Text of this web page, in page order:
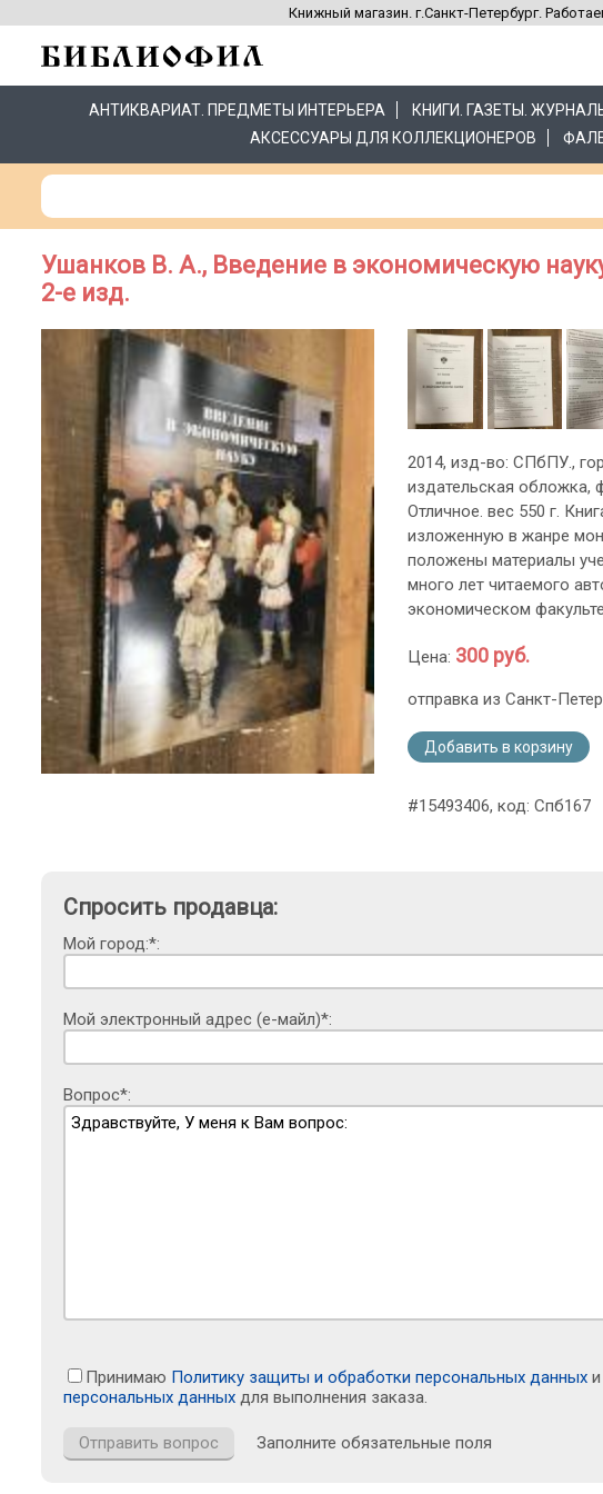
Книжный магазин. г.Санкт-Петербург.
АНТИКВАРИАТ. ПРЕДМЕТЫ ИНТЕРЬЕРА КНИГИ. ГАЗЕТЫ.
АКСЕССУАРЫ ДЛЯ КОЛЛЕКЦИОНЕРОВ
Ушанков В. А., Введение в экономическую
2-е изд.
2014, изд-во: СПбПУ.,
издательская обложка,
Отличное. вес 550 г.
изложенную в жанре
положены материалы
много лет читаемого
экономическом
Цена: 300 руб.
отправка из Санкт-
Добавить в корзину
#15493406, код: Спб167
Спросить продавца:
Мой город:*:
Мой электронный адрес (е-майл)*:
Вопрос*:
Принимаю Политику защиты и обработки персональных данных и
персональных данных для выполнения заказа.
Заполните обязательные поля